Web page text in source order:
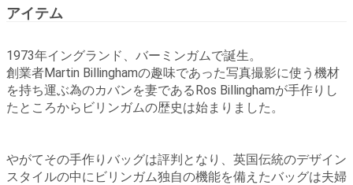
アイテム
1973年イングランド、バーミンガムで誕生。
創業者Martin Billinghamの趣味であった写真撮影に使う機材
を持ち運ぶ為のカバンを妻であるRos Billinghamが手作りし
たところからビリンガムの歴史は始まりました。
やがてその手作りバッグは評判となり、英国伝統のデザイン
スタイルの中にビリンガム独自の機能を備えたバッグは夫婦